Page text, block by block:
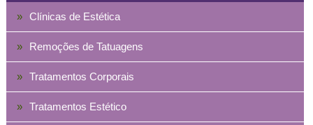
Clínicas de Estética
Remoções de Tatuagens
Tratamentos Corporais
Tratamentos Estético